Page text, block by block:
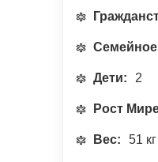
Дети: 2
Рост
Вес: 51 кг